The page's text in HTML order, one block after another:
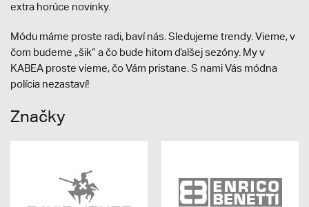
extra horúce novinky.
Módu máme proste radi, baví nás. Sledujeme trendy. Vieme, v
čom budeme „šik“ a čo bude hitom ďalšej sezóny. My v
KABEA proste vieme, čo Vám pristane. S nami Vás módna
polícia nezastaví!
Značky